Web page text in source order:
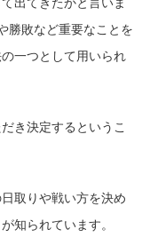
勝敗など重要なことを
一つとして用いられ
き決定するというこ
取りや戦い方を決め
知られています。